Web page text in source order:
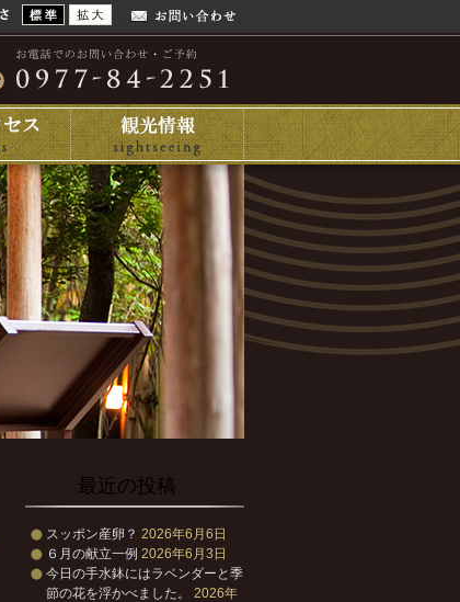
最近の投稿
スッポン産卵？ 2026年6月6日
６月の献立一例 2026年6月3日
今日の手水鉢にはラベンダーと季
節の花を浮かべました。
2026年